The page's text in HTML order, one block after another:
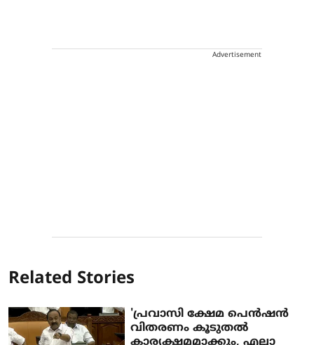
Advertisement
Related Stories
'പ്രവാസി ക്ഷേമ പെൻഷൻ
വിതരണം കൂടുതൽ
കാര്യക്ഷമമാക്കും, എല്ലാ